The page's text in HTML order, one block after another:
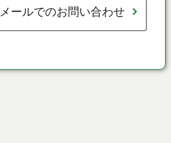
メールでのお問い合わせ